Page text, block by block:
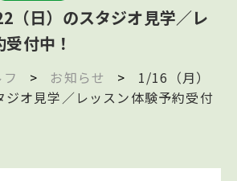
（日）のスタジオ見学／レ
付中！
> お知らせ >
1/16（月）
ジオ見学／レッスン体験予約受付